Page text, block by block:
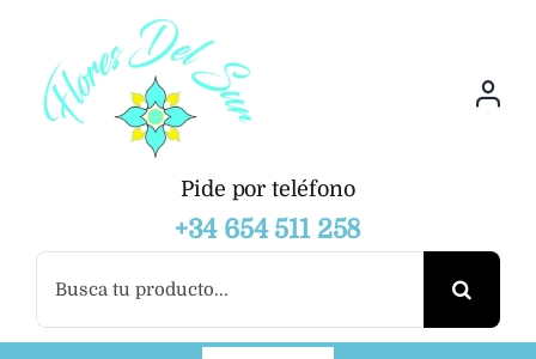
contenido
Pide por teléfono
+34 654 511 258